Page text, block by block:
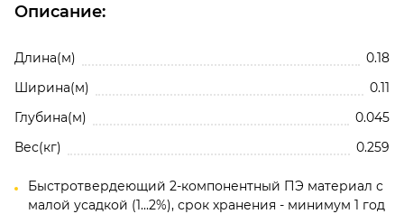
Описание:
Длина(м)
0.18
Ширина(м)
0.11
Глубина(м)
0.045
Вес(кг)
0.259
Быстротвердеющий 2-компонентный ПЭ материал с
малой усадкой (1...2%), срок хранения - минимум 1 год
Добавить отзыв